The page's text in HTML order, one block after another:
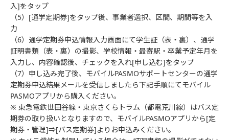
入]をタップ
（5）[通学定期券]をタップ後、事業者選択、区間、期間等を入
力
（6）通学定期券申込情報入力画面にて学生証（表・裏）、通学
証明書類（表・裏）の撮影、学校情報・最寄駅・卒業予定年月を
入力し、内容確認後、チェックを入れ[申し込む]をタップ
（7）申し込み完了後、モバイルPASMOサポートセンターの通学
定期券申込結果メールを受信しましたら下記手順にてモバイル
PASMOアプリから購入ください。
※ 東急電鉄世田谷線・東京さくらトラム（都電荒川線）はバス定
期券の取り扱いとなりますので、モバイルPASMOアプリから[定
期券・管理]⇒[バス定期券]よりお申込みください。